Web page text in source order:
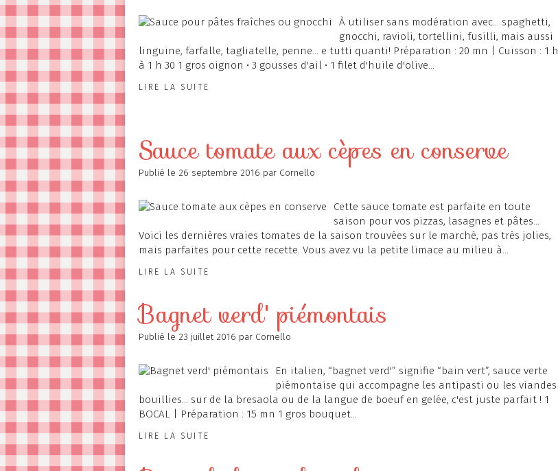
À utiliser sans modération avec... spaghetti,
gnocchi, ravioli, tortellini, fusilli, mais aussi
linguine, farfalle, tagliatelle, penne... e tutti quanti! Préparation : 20 mn | Cuisson : 1 h
à 1 h 30 1 gros oignon • 3 gousses d'ail • 1 filet d'huile d'olive...
LIRE LA SUITE
Sauce tomate aux cèpes en conserve
Publié le 26 septembre 2016 par Cornello
Cette sauce tomate est parfaite en toute
saison pour vos pizzas, lasagnes et pâtes...
Voici les dernières vraies tomates de la saison trouvées sur le marché, pas très jolies,
mais parfaites pour cette recette. Vous avez vu la petite limace au milieu à...
LIRE LA SUITE
Bagnet verd' piémontais
Publié le 23 juillet 2016 par Cornello
En italien, “bagnet verd'” signifie “bain vert”, sauce verte
piémontaise qui accompagne les antipasti ou les viandes
bouillies... sur de la bresaola ou de la langue de boeuf en gelée, c'est juste parfait ! 1
BOCAL | Préparation : 15 mn 1 gros bouquet...
LIRE LA SUITE